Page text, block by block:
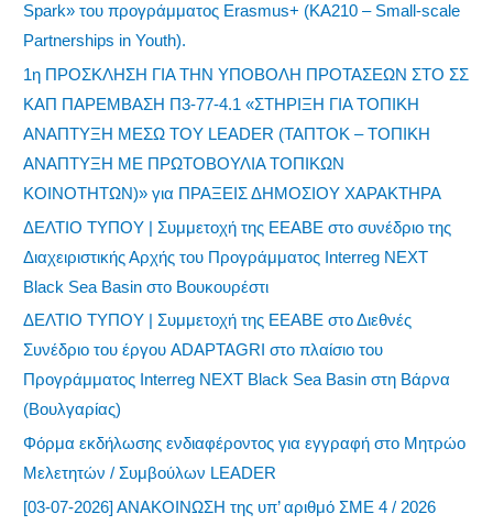
Spark» του προγράμματος Erasmus+ (KA210 – Small-scale
Partnerships in Youth).
1η ΠΡΟΣΚΛΗΣΗ ΓΙΑ ΤΗΝ ΥΠΟΒΟΛΗ ΠΡΟΤΑΣΕΩΝ ΣΤΟ ΣΣ
ΚΑΠ ΠΑΡΕΜΒΑΣΗ Π3-77-4.1 «ΣΤΗΡΙΞΗ ΓΙΑ ΤΟΠΙΚΗ
ΑΝΑΠΤΥΞΗ ΜΕΣΩ ΤΟΥ LEADER (ΤΑΠΤΟΚ – ΤΟΠΙΚΗ
ΑΝΑΠΤΥΞΗ ΜΕ ΠΡΩΤΟΒΟΥΛΙΑ ΤΟΠΙΚΩΝ
ΚΟΙΝΟΤΗΤΩΝ)» για ΠΡΑΞΕΙΣ ΔΗΜΟΣΙΟΥ ΧΑΡΑΚΤΗΡΑ
ΔΕΛΤΙΟ ΤΥΠΟΥ | Συμμετοχή της ΕΕΑΒΕ στο συνέδριο της
Διαχειριστικής Αρχής του Προγράμματος Interreg NEXT
Black Sea Basin στο Βουκουρέστι
ΔΕΛΤΙΟ ΤΥΠΟΥ | Συμμετοχή της ΕΕΑΒΕ στο Διεθνές
Συνέδριο του έργου ADAPTAGRI στο πλαίσιο του
Προγράμματος Interreg NEXT Black Sea Basin στη Βάρνα
(Βουλγαρίας)
Φόρμα εκδήλωσης ενδιαφέροντος για εγγραφή στο Μητρώο
Μελετητών / Συμβούλων LEADER
[03-07-2026] ΑΝΑΚΟΙΝΩΣΗ της υπ’ αριθμό ΣΜΕ 4 / 2026